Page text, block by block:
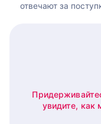
отвечают за
увидите, как